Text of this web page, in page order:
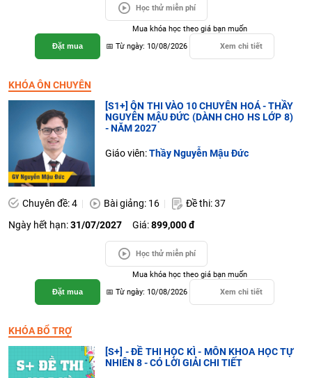
Học thử miễn phí
Đặt mua
Mua khóa học theo giá bạn muốn
📅 Từ ngày: 10/08/2026
Xem chi tiết
KHÓA ÔN CHUYÊN
[S1+] ÔN THI VÀO 10 CHUYÊN HOÁ - THẦY
NGUYỄN MẬU ĐỨC (DÀNH CHO HS LỚP 8)
- NĂM 2027
Giáo viên:Thầy Nguyễn Mậu Đức
Chuyên đề: 4 Bài giảng: 16
Đề thi: 37
Ngày hết hạn:31/07/2027 Giá:899,000 đ
Học thử miễn phí
Đặt mua
Mua khóa học theo giá bạn muốn
📅 Từ ngày: 10/08/2026
Xem chi tiết
KHÓA BỔ TRỢ
[S+] - ĐỀ THI HỌC KÌ - MÔN KHOA HỌC TỰ
NHIÊN 8 - CÓ LỜI GIẢI CHI TIẾT